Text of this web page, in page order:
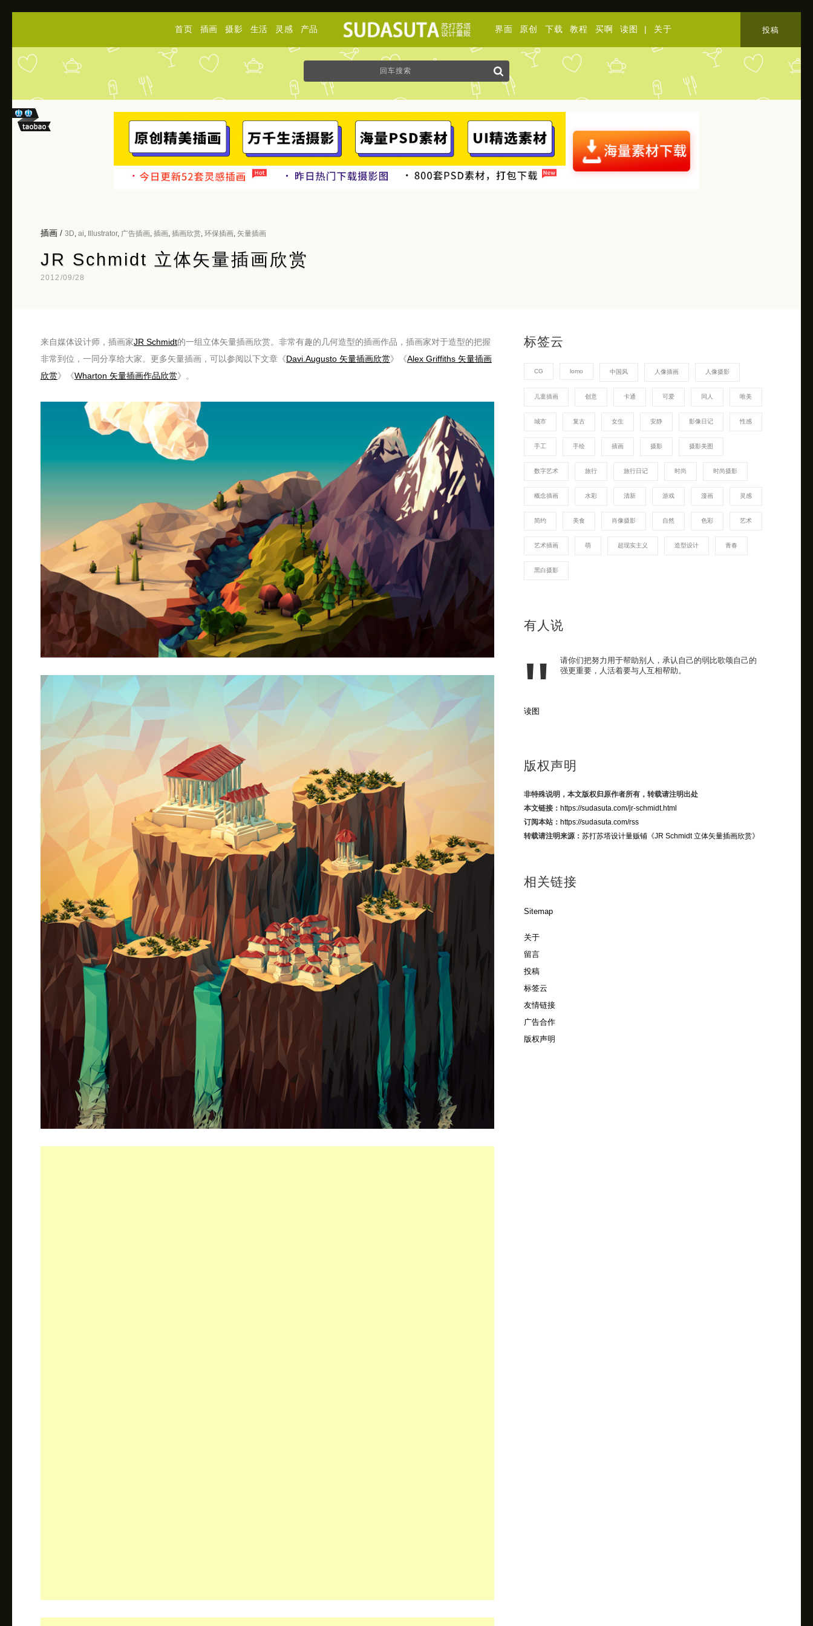
首页 插画 摄影 生活 灵感 产品 界面 原创 下载 教程 买啊 读图 | 关于 投稿
插画 / 3D ai Illustrator, 广告插画 插画 插画欣赏 环保插画 矢量插画
JR Schmidt 立体矢量插画欣赏
2012/09/28
来自媒体设计师，插画家JR Schmidt的一组立体矢量插画欣赏。非常有趣的几何造型的插画作品，插画家对于造型的把握
非常到位，一同分享给大家。更多矢量插画，可以参阅以下文章《Davi.Augusto 矢量插画欣赏》《Alex Griffiths 矢量插画
欣赏》《Wharton 矢量插画作品欣赏》。
标签云
CG lomo 中国风 人像插画 人像摄影
儿童插画 创意 卡通 可爱 同人 唯美
城市 复古 女生 安静 影像日记 性感
手工 手绘 插画 摄影 摄影美图
数字艺术 旅行 旅行日记 时尚 时尚摄影
概念插画 水彩 清新 游戏 漫画 灵感
简约 美食 肖像摄影 自然 色彩 艺术
艺术插画 萌 超现实主义 造型设计 青春
黑白摄影
有人说
请你们把努力用于帮助别人，承认自己的弱比歌颂自己的
强更重要，人活着要与人互相帮助。
读图
版权声明
非特殊说明，本文版权归原作者所有，转载请注明出处
本文链接： https://sudasuta.com/jr-schmidt.html
订阅本站： https://sudasuta.com/rss
转载请注明来源： 苏打苏塔设计量贩铺《JR Schmidt 立体矢量插画欣赏》
相关链接
Sitemap
关于
留言
投稿
标签云
友情链接
广告合作
版权声明